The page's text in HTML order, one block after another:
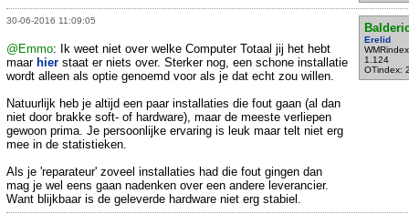
30-06-2016 11:09:05
Erelid
1.124
OTindex:
@Emmo: Ik weet niet over welke Computer Totaal jij het hebt
maar hier staat er niets over. Sterker nog, een schone installatie
wordt alleen als optie genoemd voor als je dat echt zou willen.
Natuurlijk heb je altijd een paar installaties die fout gaan (al dan
niet door brakke soft- of hardware), maar de meeste verliepen
gewoon prima. Je persoonlijke ervaring is leuk maar telt niet erg
mee in de statistieken.
Als je 'reparateur' zoveel installaties had die fout gingen dan
mag je wel eens gaan nadenken over een andere leverancier.
Want blijkbaar is de geleverde hardware niet erg stabiel.